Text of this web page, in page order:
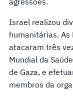
Israel realizou
humanitárias. As
atacaram três
Mundial da
de Gaza, e
membros da